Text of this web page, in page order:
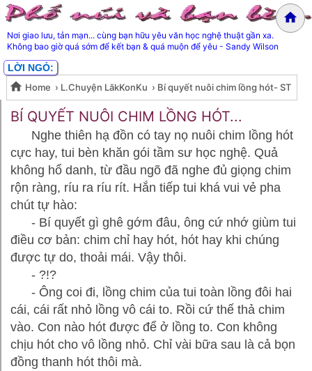
Nơi giao lưu, tản mạn... cùng bạn hữu yêu văn học nghệ thuật gần xa.
Không bao giờ quá sớm để kết bạn & quá muộn để yêu - Sandy Wilson
LỜI NGỎ:
Home › L.Chuyện LăkKonKu › Bí quyết nuôi chim lồng hót- ST
Bí quyết nuôi chim lồng hót- ST
BÍ QUYẾT NUÔI CHIM LỒNG HÓT...
Nghe thiên hạ đồn có tay nọ nuôi chim lồng hót
cực hay, tui bèn khăn gói tầm sư học nghệ. Quả
không hổ danh, từ đầu ngõ đã nghe đủ giọng chim
rộn ràng, ríu ra ríu rít. Hắn tiếp tui khá vui vẻ pha
chút tự hào:
- Bí quyết gì ghê gớm đâu, ông cứ nhớ giùm tui
điều cơ bản: chim chỉ hay hót, hót hay khi chúng
được tự do, thoải mái. Vậy thôi.
- ?!?
- Ông coi đi, lồng chim của tui toàn lồng đôi hai
cái, cái rất nhỏ lồng vô cái to. Rồi cứ thế thả chim
vào. Con nào hót được để ở lồng to. Con không
chịu hót cho vô lồng nhỏ. Chỉ vài bữa sau là cả bọn
đồng thanh hót thôi mà.